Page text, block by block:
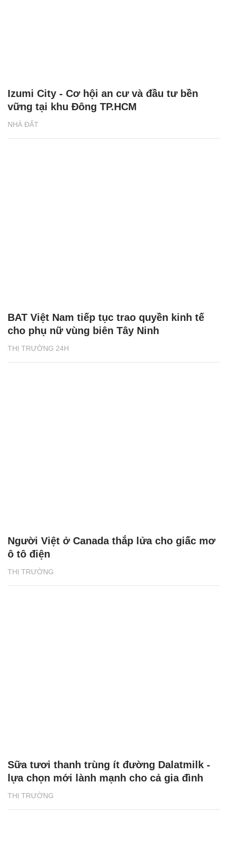
NHÀ ĐẤT
Izumi City - Cơ hội an cư và đầu tư bền
vững tại khu Đông TP.HCM
THỊ TRƯỜNG 24H
BAT Việt Nam tiếp tục trao quyền kinh tế
cho phụ nữ vùng biên Tây Ninh
THỊ TRƯỜNG
Người Việt ở Canada thắp lửa cho giấc mơ
ô tô điện
THỊ TRƯỜNG
Sữa tươi thanh trùng ít đường Dalatmilk -
lựa chọn mới lành mạnh cho cả gia đình